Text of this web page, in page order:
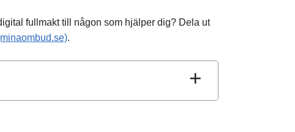
fullmakt till någon som hjälper dig? Dela ut
.